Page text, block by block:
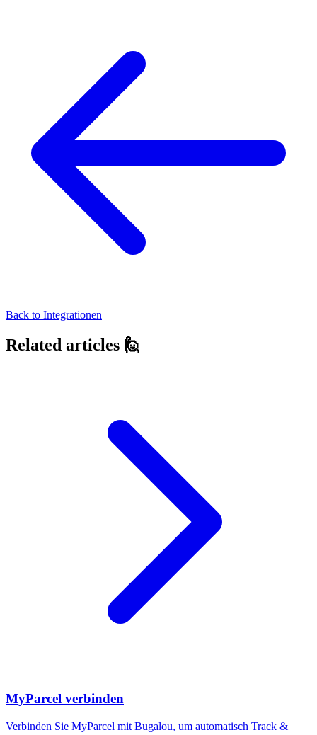
Back to Integrationen
Related articles 🙋
MyParcel verbinden
Verbinden Sie MyParcel mit Bugalou, um automatisch Track &